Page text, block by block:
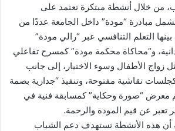
من خلال أنشطة مبتكرة تعتمد على
مبادرة “مودة” داخل الجامعة عددًا من
التعلم التنافسي عبر “رالي مودة”
و“محاكاة محكمة مودة” كمسرح تفاعلي
زواج الأطفال وسوء الاختيار، إلى جانب
نقاشية مفتوحة، وتنفيذ “جدارية بصمة
معرض “صورة وحكاية” كمسابقة فنية في
تعبر عن قيم المودة والرحمة.
أن هذه الأنشطة تستهدف دعم الشباب